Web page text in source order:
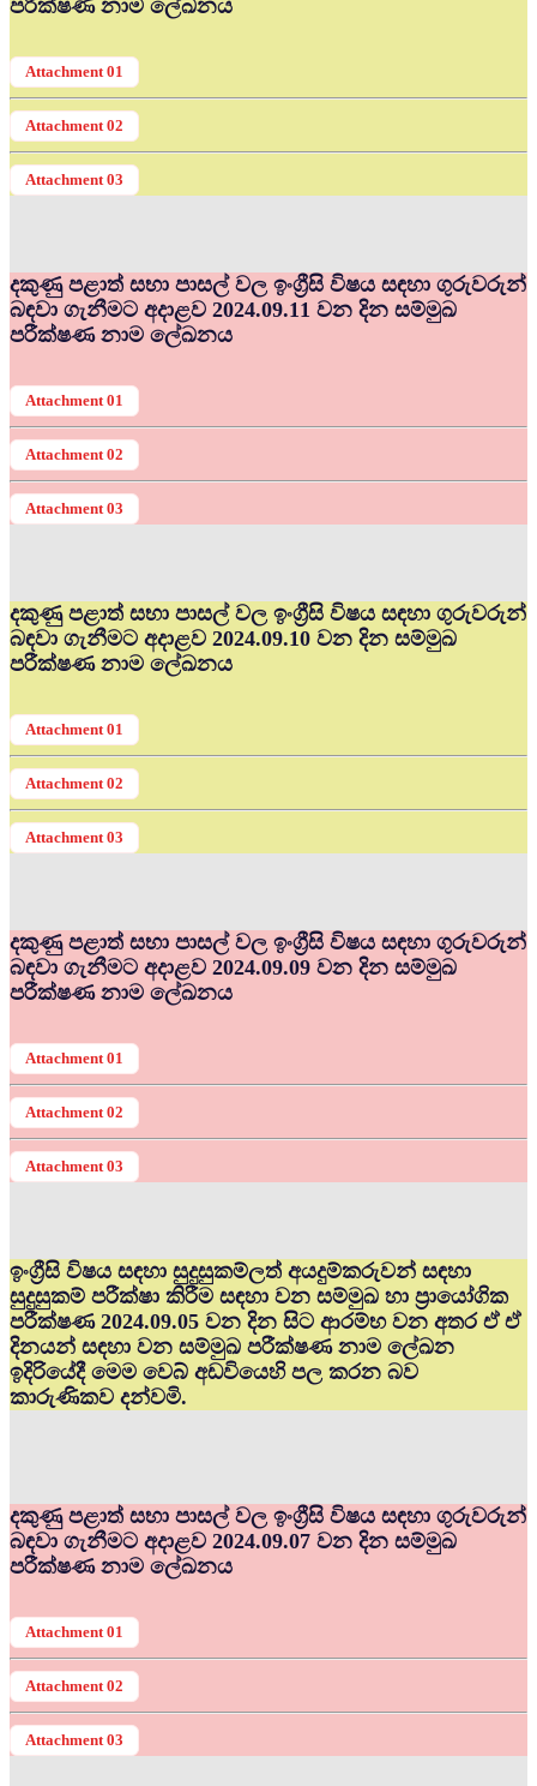
පරීක්ෂණ නාම ලේඛනය
Attachment 01
Attachment 02
Attachment 03
දකුණු පළාත් සභා පාසල් වල ඉංග්‍රීසි විෂය සඳහා ගුරුවරුන්
බඳවා ගැනීමට අදාළව 2024.09.11 වන දින සම්මුඛ
පරීක්ෂණ නාම ලේඛනය
Attachment 01
Attachment 02
Attachment 03
දකුණු පළාත් සභා පාසල් වල ඉංග්‍රීසි විෂය සඳහා ගුරුවරුන්
බඳවා ගැනීමට අදාළව 2024.09.10 වන දින සම්මුඛ
පරීක්ෂණ නාම ලේඛනය
Attachment 01
Attachment 02
Attachment 03
දකුණු පළාත් සභා පාසල් වල ඉංග්‍රීසි විෂය සඳහා ගුරුවරුන්
බඳවා ගැනීමට අදාළව 2024.09.09 වන දින සම්මුඛ
පරීක්ෂණ නාම ලේඛනය
Attachment 01
Attachment 02
Attachment 03
ඉංග්‍රීසි විෂය සඳහා සුදුසුකම්ලත් අයදුම්කරුවන් සඳහා
සුදුසුකම් පරීක්ෂා කිරීම සඳහා වන සම්මුඛ හා ප්‍රායෝගික
පරීක්ෂණ 2024.09.05 වන දින සිට ආරම්භ වන අතර ඒ ඒ
දිනයන් සඳහා වන සම්මුඛ පරීක්ෂණ නාම ලේඛන
ඉදිරියේදී මෙම වෙබ් අඩවියෙහි පල කරන බව
කාරුණිකව දන්වමි.
දකුණු පළාත් සභා පාසල් වල ඉංග්‍රීසි විෂය සඳහා ගුරුවරුන්
බඳවා ගැනීමට අදාළව 2024.09.07 වන දින සම්මුඛ
පරීක්ෂණ නාම ලේඛනය
Attachment 01
Attachment 02
Attachment 03